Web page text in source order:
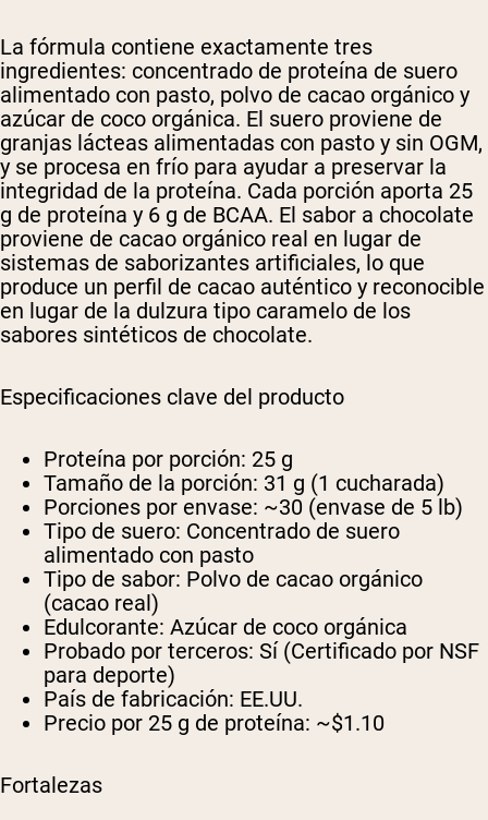
La fórmula contiene exactamente tres
ingredientes: concentrado de proteína de suero
alimentado con pasto, polvo de cacao orgánico y
azúcar de coco orgánica. El suero proviene de
granjas lácteas alimentadas con pasto y sin OGM,
y se procesa en frío para ayudar a preservar la
integridad de la proteína. Cada porción aporta 25
g de proteína y 6 g de BCAA. El sabor a chocolate
proviene de cacao orgánico real en lugar de
sistemas de saborizantes artificiales, lo que
produce un perfil de cacao auténtico y reconocible
en lugar de la dulzura tipo caramelo de los
sabores sintéticos de chocolate.
Especificaciones clave del producto
Proteína por porción: 25 g
Tamaño de la porción: 31 g (1 cucharada)
Porciones por envase: ~30 (envase de 5 lb)
Tipo de suero: Concentrado de suero
alimentado con pasto
Tipo de sabor: Polvo de cacao orgánico
(cacao real)
Edulcorante: Azúcar de coco orgánica
Probado por terceros: Sí (Certificado por NSF
para deporte)
País de fabricación: EE.UU.
Precio por 25 g de proteína: ~$1.10
Fortalezas